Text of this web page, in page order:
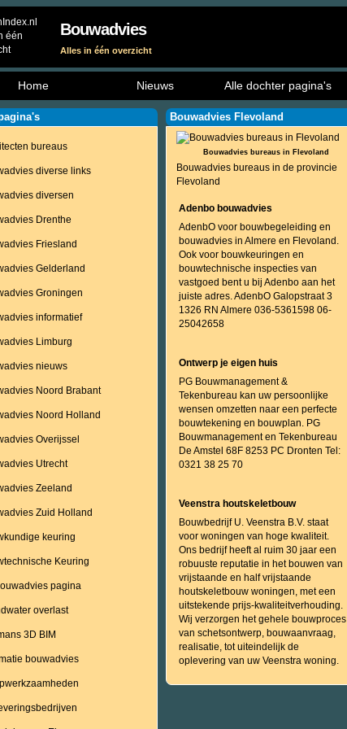
Bouwadvies
Alles in één overzicht
Home Nieuws Alle dochter pagina's
bureaus
diverse links
diversen
Drenthe
Friesland
Gelderland
Groningen
informatief
Limburg
nieuws
Noord Brabant
Noord Holland
Overijssel
Utrecht
Zeeland
Zuid Holland
keuring
Keuring
pagina
overlast
3D BIM
bouwadvies
Bouwadvies Flevoland
Bouwadvies bureaus in Flevoland
Bouwadvies bureaus in de provincie
Flevoland
Adenbo bouwadvies
AdenbO voor bouwbegeleiding en
bouwadvies in Almere en Flevoland.
Ook voor bouwkeuringen en
bouwtechnische inspecties van
vastgoed bent u bij Adenbo aan het
juiste adres. AdenbO Galopstraat 3
1326 RN Almere 036-5361598 06-
25042658
Ontwerp je eigen huis
PG Bouwmanagement &
Tekenbureau kan uw persoonlijke
wensen omzetten naar een perfecte
bouwtekening en bouwplan. PG
Bouwmanagement en Tekenbureau
De Amstel 68F 8253 PC Dronten Tel:
0321 38 25 70
Veenstra houtskeletbouw
Bouwbedrijf U. Veenstra B.V. staat
voor woningen van hoge kwaliteit.
Ons bedrijf heeft al ruim 30 jaar een
robuuste reputatie in het bouwen van
vrijstaande en half vrijstaande
houtskeletbouw woningen, met een
uitstekende prijs-kwaliteitverhouding.
Wij verzorgen het gehele bouwproces
van schetsontwerp, bouwaanvraag,
realisatie, tot uiteindelijk de
oplevering van uw Veenstra woning.